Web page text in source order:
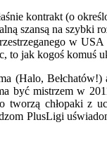
kontrakt (o
szansą na
w USA
to jak kogoś komuś
Bełchatów!)
być mistrzem w
tworzą chłopaki
PlusLigi